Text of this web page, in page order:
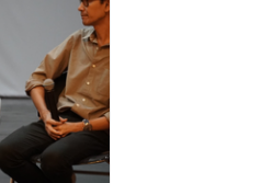
Creative Thai Music and Dance
ลูกทุ่ง